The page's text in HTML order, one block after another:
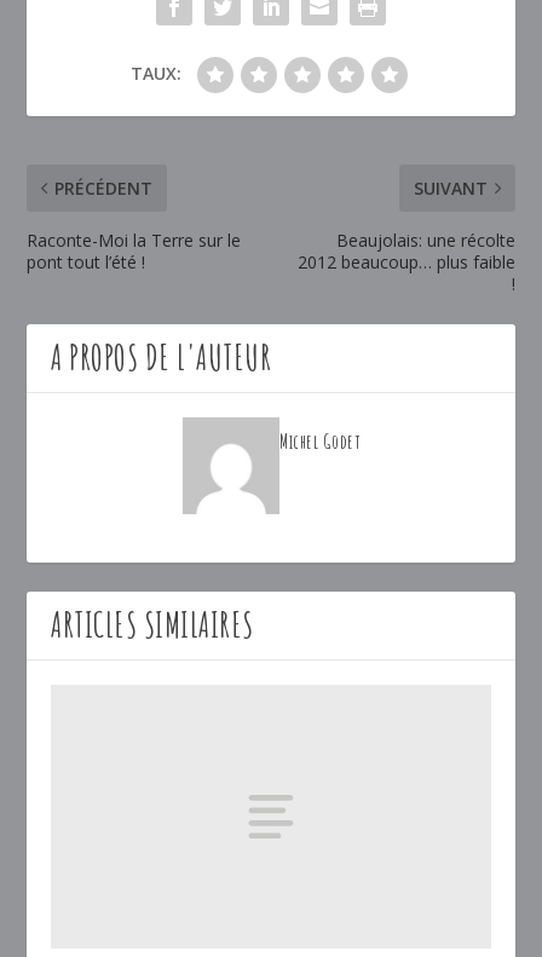
TAUX:
PRÉCÉDENT
Raconte-Moi la Terre sur le
pont tout l’été !
SUIVANT
Beaujolais: une récolte
2012 beaucoup… plus faible
!
A PROPOS DE L'AUTEUR
Michel Godet
ARTICLES SIMILAIRES